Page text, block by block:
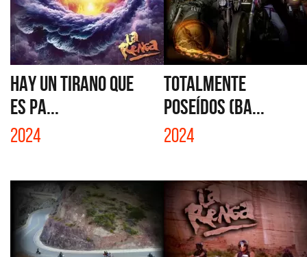
HAY UN TIRANO QUE
ES PA...
2024
TOTALMENTE
POSEÍDOS (BA...
2024